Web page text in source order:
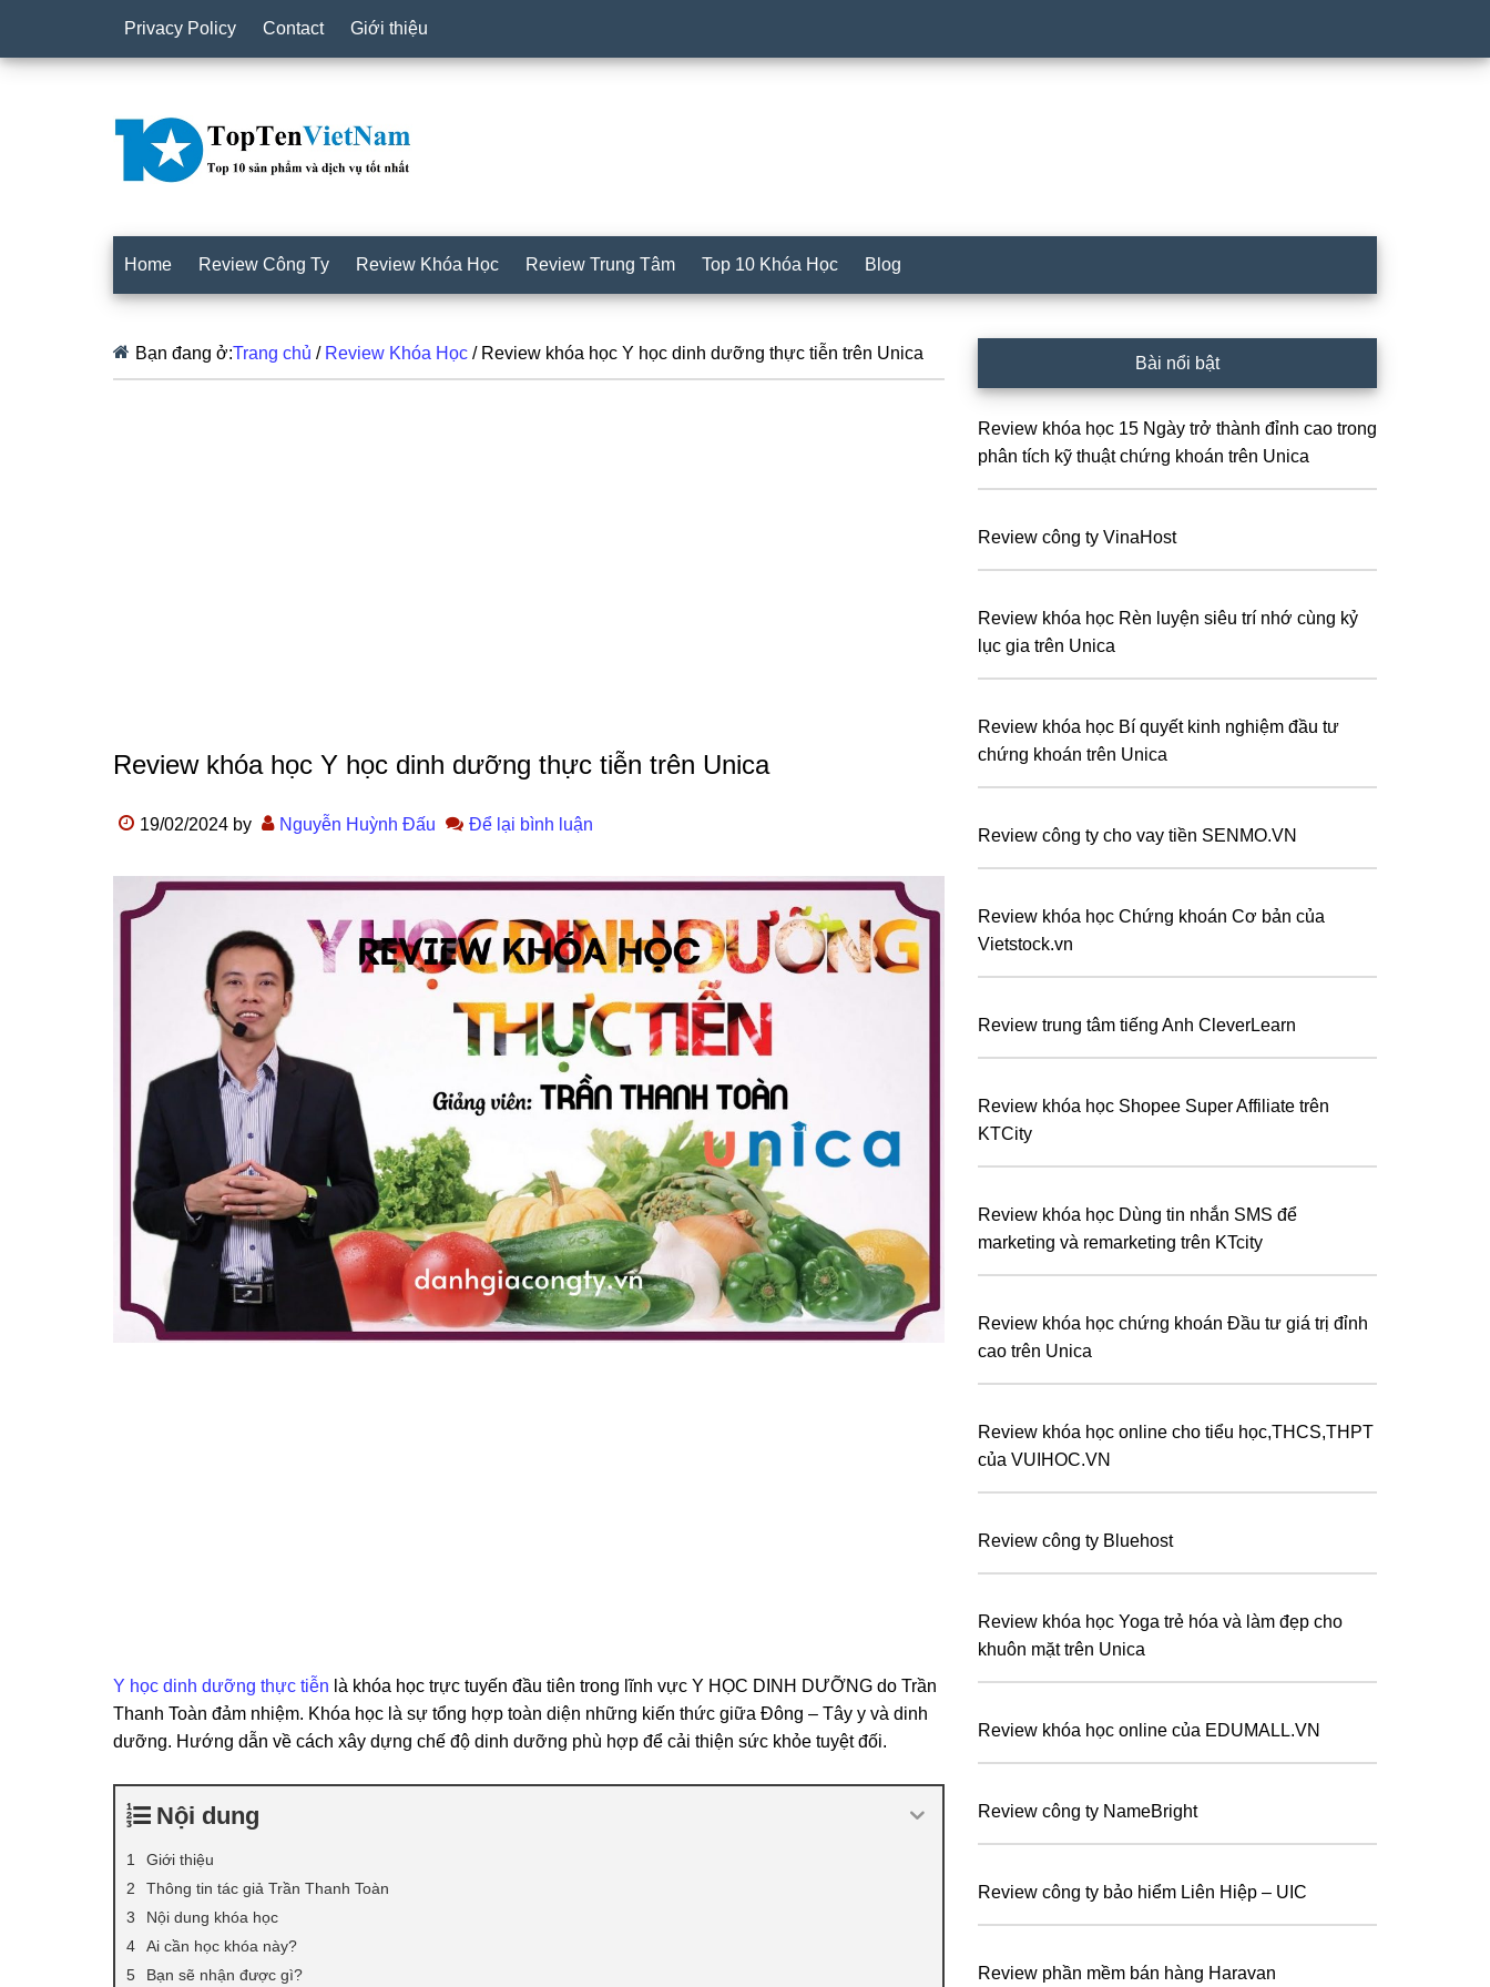
Privacy Policy Contact Giới thiệu
Home Review Công Ty Review Khóa Học Review Trung Tâm Top 10 Khóa Học Blog
Bạn đang ở:Trang chủ / Review Khóa Học /Review khóa học Y học dinh dưỡng thực tiễn trên Unica
Review khóa học Y học dinh dưỡng thực tiễn trên Unica
19/02/2024 by Nguyễn Huỳnh Đấu Để lại bình luận
Y học dinh dưỡng thực tiễn là khóa học trực tuyến đầu tiên trong lĩnh vực Y HỌC DINH DƯỠNG do Trần
Thanh Toàn đảm nhiệm. Khóa học là sự tổng hợp toàn diện những kiến thức giữa Đông – Tây y và dinh
dưỡng. Hướng dẫn về cách xây dựng chế độ dinh dưỡng phù hợp để cải thiện sức khỏe tuyệt đối.
Nội dung
Giới thiệu
Thông tin tác giả Trần Thanh Toàn
Nội dung khóa học
Ai cần học khóa này?
Bạn sẽ nhận được gì?
chính
Bài nổi bật
Review khóa học 15 Ngày trở thành đỉnh cao trong
phân tích kỹ thuật chứng khoán trên Unica
Review công ty VinaHost
Review khóa học Rèn luyện siêu trí nhớ cùng kỷ
lục gia trên Unica
Review khóa học Bí quyết kinh nghiệm đầu tư
chứng khoán trên Unica
Review công ty cho vay tiền SENMO.VN
Review khóa học Chứng khoán Cơ bản của
Vietstock.vn
Review trung tâm tiếng Anh CleverLearn
Review khóa học Shopee Super Affiliate trên
KTCity
Review khóa học Dùng tin nhắn SMS để
marketing và remarketing trên KTcity
Review khóa học chứng khoán Đầu tư giá trị đỉnh
cao trên Unica
Review khóa học online cho tiểu học,THCS,THPT
của VUIHOC.VN
Review công ty Bluehost
Review khóa học Yoga trẻ hóa và làm đẹp cho
khuôn mặt trên Unica
Review khóa học online của EDUMALL.VN
Review công ty NameBright
Review công ty bảo hiểm Liên Hiệp – UIC
Review phần mềm bán hàng Haravan